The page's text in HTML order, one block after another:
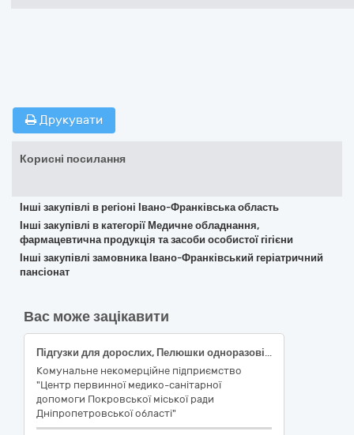
Друкувати
Корисні посилання
Інші закупівлі в регіоні Івано-Франківська область
Інші закупівлі в категорії Медичне обладнання,
фармацевтична продукція та засоби особистої гігієни
Інші закупівлі замовника Івано-Франківський геріатричний
пансіонат
Вас може зацікавити
Підгузки для дорослих, Пелюшки одноразові, Урологічні прокладки, Урологічні прокладки
Комунальне некомерційне підприємство
"Центр первинної медико-санітарної
допомоги Покровської міської ради
Дніпропетровської області"